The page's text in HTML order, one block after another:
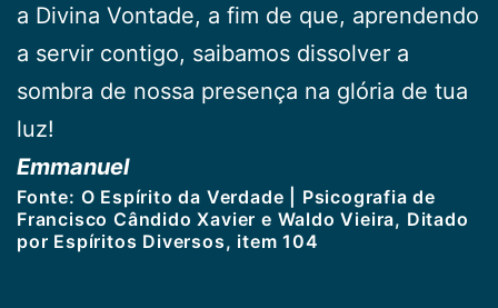
a Divina Vontade, a fim de que, aprendendo
a servir contigo, saibamos dissolver a
sombra de nossa presença na glória de tua
luz!
Emmanuel
Fonte: O Espírito da Verdade | Psicografia de
Francisco Cândido Xavier e Waldo Vieira, Ditado
por Espíritos Diversos, item 104